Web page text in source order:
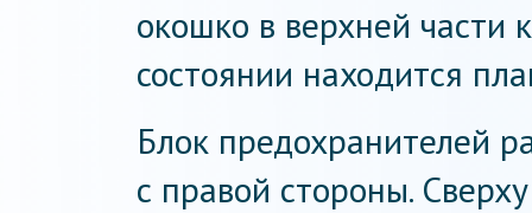
окошко в верхней части
состоянии находится
Блок предохранителей
с правой стороны.